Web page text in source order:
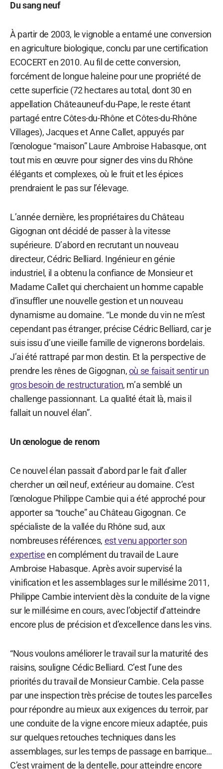
Du sang neuf
À partir de 2003, le vignoble a entamé une conversion
en agriculture biologique, conclu par une certification
ECOCERT en 2010. Au fil de cette conversion,
forcément de longue haleine pour une propriété de
cette superficie (72 hectares au total, dont 30 en
appellation Châteauneuf-du-Pape, le reste étant
partagé entre Côtes-du-Rhône et Côtes-du-Rhône
Villages), Jacques et Anne Callet, appuyés par
l’œnologue “maison” Laure Ambroise Habasque, ont
tout mis en œuvre pour signer des vins du Rhône
élégants et complexes, où le fruit et les épices
prendraient le pas sur l’élevage.
L’année dernière, les propriétaires du Château
Gigognan ont décidé de passer à la vitesse
supérieure. D’abord en recrutant un nouveau
directeur, Cédric Belliard. Ingénieur en génie
industriel, il a obtenu la confiance de Monsieur et
Madame Callet qui cherchaient un homme capable
d’insuffler une nouvelle gestion et un nouveau
dynamisme au domaine. “Le monde du vin ne m’est
cependant pas étranger, précise Cédric Belliard, car je
suis issu d’une vieille famille de vignerons bordelais.
J’ai été rattrapé par mon destin. Et la perspective de
prendre les rênes de Gigognan,où se faisait sentir un
gros besoin de restructuration, m’a semblé un
challenge passionnant. La qualité était là, mais il
fallait un nouvel élan”.
Un œnologue de renom
Ce nouvel élan passait d’abord par le fait d’aller
chercher un œil neuf, extérieur au domaine. C’est
l’œnologue Philippe Cambie qui a été approché pour
apporter sa “touche” au Château Gigognan. Ce
spécialiste de la vallée du Rhône sud, aux
nombreuses références, est venu apporter son
expertiseen complément du travail de Laure
Ambroise Habasque. Après avoir supervisé la
vinification et les assemblages sur le millésime 2011,
Philippe Cambie intervient dès la conduite de la vigne
sur le millésime en cours, avec l’objectif d’atteindre
encore plus de précision et d’excellence dans les vins.
“Nous voulons améliorer le travail sur la maturité des
raisins, souligne Cédic Belliard. C’est l’une des
priorités du travail de Monsieur Cambie. Cela passe
par une inspection très précise de toutes les parcelles
pour répondre au mieux aux exigences du terroir, par
une conduite de la vigne encore mieux adaptée, puis
sur quelques retouches techniques dans les
assemblages, sur les temps de passage en barrique…
C’est vraiment de la dentelle, pour atteindre encore